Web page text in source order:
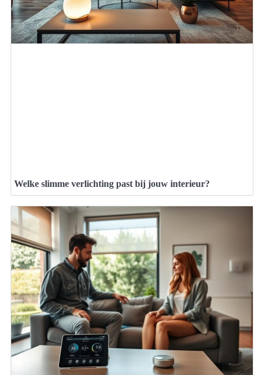
Welke slimme verlichting past bij jouw interieur?